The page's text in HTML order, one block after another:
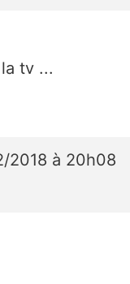
tv ...
2018 à 20h08